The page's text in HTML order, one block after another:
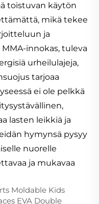
toistuvan käytön
mikä tekee
ja
innokas, tuleva
urheilulajeja,
tarjoaa
ei ole pelkkä
lasten leikkiä ja
hymynsä pysyy
nuorelle
ja mukavaa